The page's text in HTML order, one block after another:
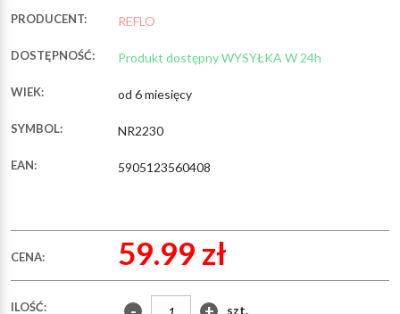
PRODUCENT: REFLO
DOSTĘPNOŚĆ: Produkt dostępny WYSYŁKA W 24h
WIEK: od 6 miesięcy
SYMBOL: NR2230
EAN: 5905123560408
CENA: 59.99 zł
ILOŚĆ: szt.